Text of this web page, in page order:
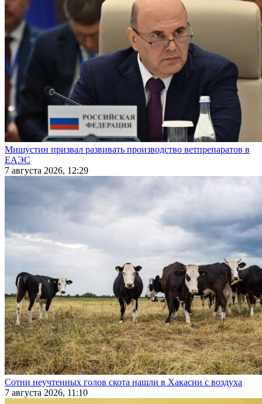
Мишустин призвал развивать производство ветпрепаратов в
ЕАЭС
7 августа 2026, 12:29
Сотни неучтенных голов скота нашли в Хакасии с воздуха
7 августа 2026, 11:10